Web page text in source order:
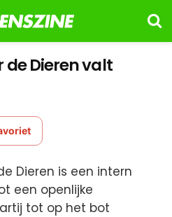
de Dieren valt
Dieren is een intern
een openlijke
tot op het bot